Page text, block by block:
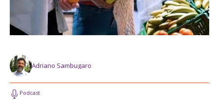
Adriano Sambugaro
Podcast